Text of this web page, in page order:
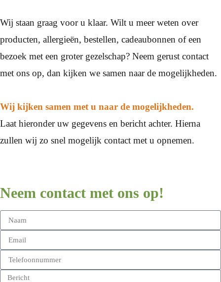
Wij staan graag voor u klaar. Wilt u meer weten over
producten, allergieën, bestellen, cadeaubonnen of een
bezoek met een groter gezelschap? Neem gerust contact
met ons op, dan kijken we samen naar de mogelijkheden.
Wij kijken samen met u naar de mogelijkheden.
Laat hieronder uw gegevens en bericht achter. Hierna
zullen wij zo snel mogelijk contact met u opnemen.
Neem contact met ons op!